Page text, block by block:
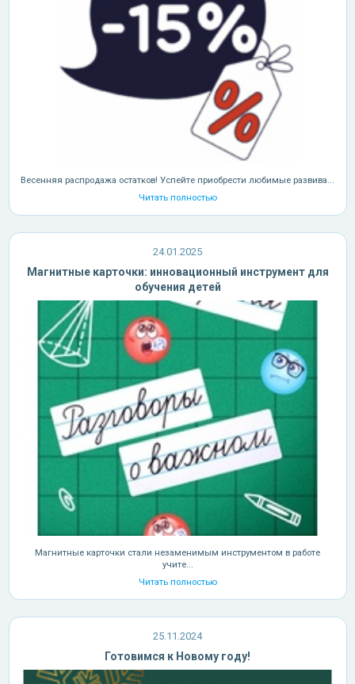
Весенняя распродажа остатков! Успейте приобрести любимые развива...
Читать полностью
24.01.2025
Магнитные карточки: инновационный инструмент для
обучения детей
Магнитные карточки стали незаменимым инструментом в работе
учите...
Читать полностью
25.11.2024
Готовимся к Новому году!